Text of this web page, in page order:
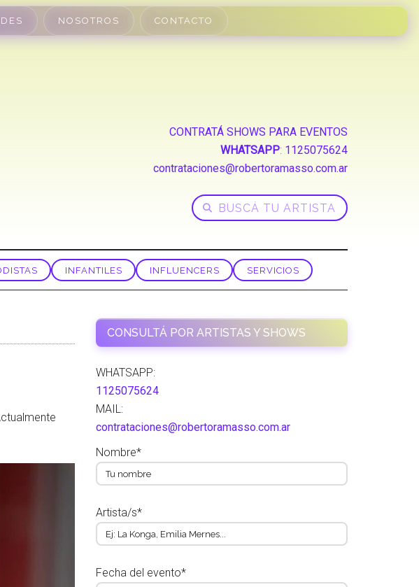
NOSOTROS CONTACTO
CONTRATÁ SHOWS PARA EVENTOS
WHATSAPP: 1125075624
contrataciones@robertoramasso.com.ar
INFANTILES INFLUENCERS SERVICIOS
CONSULTÁ POR ARTISTAS Y SHOWS
WHATSAPP:
1125075624
MAIL:
contrataciones@robertoramasso.com.ar
Nombre*
Artista/s*
Fecha del evento*